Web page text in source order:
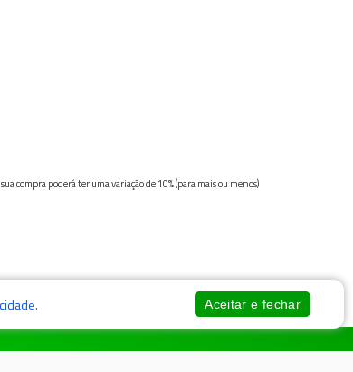
compra poderá ter uma variação de 10% (para mais ou menos)
. Aceitar e fechar